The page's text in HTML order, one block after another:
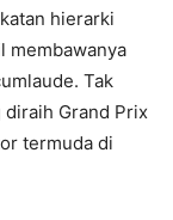
hierarki
membawanya
Tak
diraih Grand Prix
termuda di